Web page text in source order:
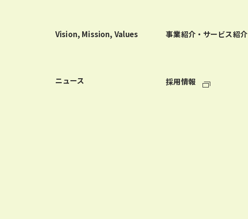
Vision, Mission, Values 事業紹介・サービス紹介
ニュース 採用情報